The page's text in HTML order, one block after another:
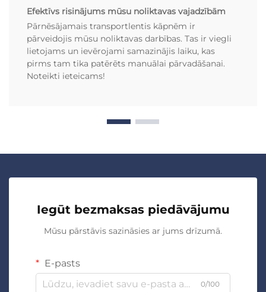
Efektīvs risinājums mūsu noliktavas vajadzībām
Pārnēsājamais transportlentis kāpnēm ir
pārveidojis mūsu noliktavas darbības. Tas ir viegli
lietojams un ievērojami samazinājis laiku, kas
pirms tam tika patērēts manuālai pārvadāšanai.
Noteikti ieteicams!
Iegūt bezmaksas piedāvājumu
Mūsu pārstāvis sazināsies ar jums drīzumā.
E-pasts
0/100